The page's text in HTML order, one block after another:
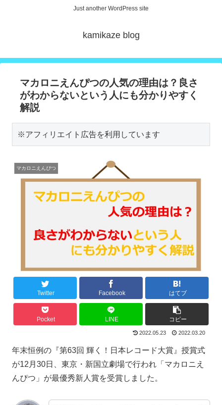
Just another WordPress site
kamikaze blog
マカロニえんぴつの人気の理由は？良さ
がわからないという人にも分かりやすく
解説
※アフィリエイト広告を利用しています
マカロニえんぴつ
Twitter Facebook はてブ
Pocket LINE コピー
2022.05.23 2022.03.20
年末恒例の『第63回 輝く！日本レコード大賞』授賞式
が12月30日、東京・新国立劇場で行われ「マカロニえ
んぴつ」が最優秀新人賞を受賞しました。